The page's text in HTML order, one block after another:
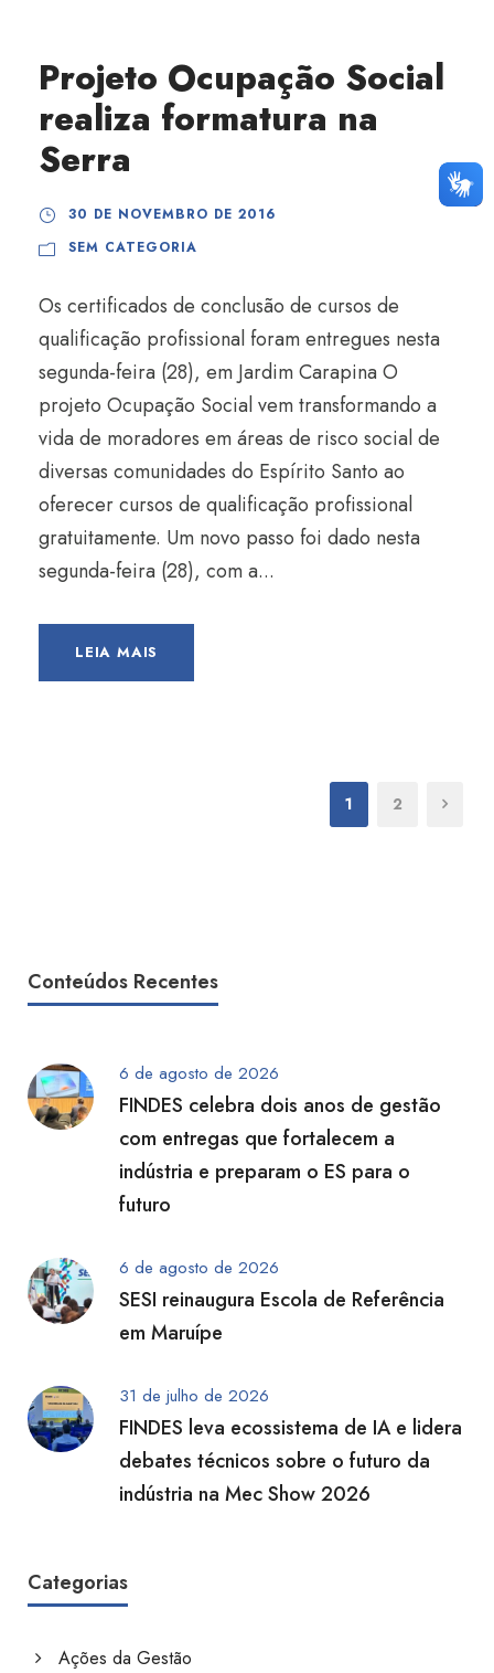
Projeto Ocupação Social
realiza formatura na
Serra
30 DE NOVEMBRO DE 2016
SEM CATEGORIA
Os certificados de conclusão de cursos de
qualificação profissional foram entregues nesta
segunda-feira (28), em Jardim Carapina O
projeto Ocupação Social vem transformando a
vida de moradores em áreas de risco social de
diversas comunidades do Espírito Santo ao
oferecer cursos de qualificação profissional
gratuitamente. Um novo passo foi dado nesta
segunda-feira (28), com a...
LEIA MAIS
1 2
Conteúdos Recentes
6 de agosto de 2026
FINDES celebra dois anos de gestão
com entregas que fortalecem a
indústria e preparam o ES para o
futuro
6 de agosto de 2026
SESI reinaugura Escola de Referência
em Maruípe
31 de julho de 2026
FINDES leva ecossistema de IA e lidera
debates técnicos sobre o futuro da
indústria na Mec Show 2026
Categorias
Ações da Gestão